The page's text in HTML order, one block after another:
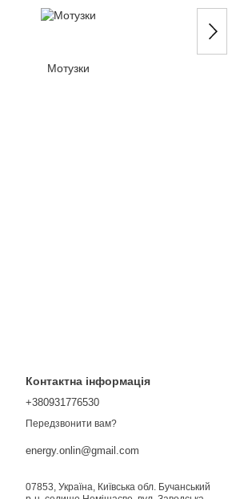
Мотузки
Контактна інформація
+380931776530
Передзвонити вам?
energy.onlin@gmail.com
07853, Україна, Київська обл. Бучанський